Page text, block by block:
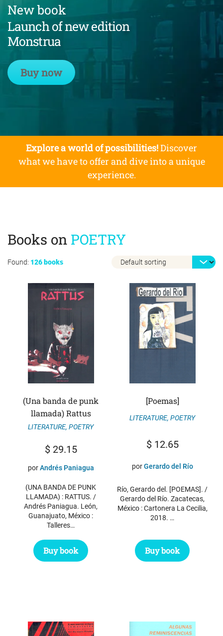
New book
Launch of new edition
Monstrua
Buy now
Explore a world of possibilities!Discover
what we have to offer and dive into a unique
experience.
Found: 126 books
Books on POETRY
(Una banda de punk
llamada) Rattus
LITERATURE, POETRY
$29.15
porAndrés Paniagua
(UNA BANDA DE PUNK
LLAMADA) : RATTUS. /
Andrés Paniagua. León,
Guanajuato, México :
Talleres…
Buy book
[Poemas]
LITERATURE, POETRY
$12.65
porGerardo del Río
Río, Gerardo del. [POEMAS]. /
Gerardo del Río. Zacatecas,
México : Cartonera La Cecilia,
2018. …
Buy book